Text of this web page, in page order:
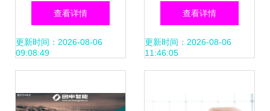
业品牌的数字化转
型基石——必读干
查看详情
更新时间：2026-08-06
09:08:49
案例 海淘科技助力
品牌数字化转型
查看详情
更新时间：2026-08-06
11:46:05